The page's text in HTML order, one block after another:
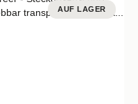
AUF LAGER